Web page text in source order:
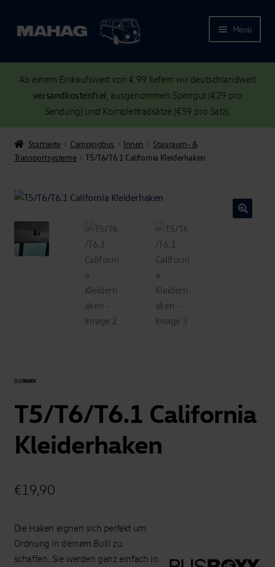
Menü
Ab einem Einkaufswert von € 99 liefern wir deutschlandweit
versandkostenfrei , ausgenommen Sperrgut (€29 pro
Sendung) und Komplettradsätze (€59 pro Satz).
Startseite Campingbus Innen
Stauraum- &
Transportsysteme
T5/T6/T6.1 California Kleiderhaken
T5/T6/T6.1 California
Kleiderhaken
€19,90
Die Haken eignen sich perfekt um
Ordnung in deinem Bulli zu
schaffen. Sie werden ganz einfach in